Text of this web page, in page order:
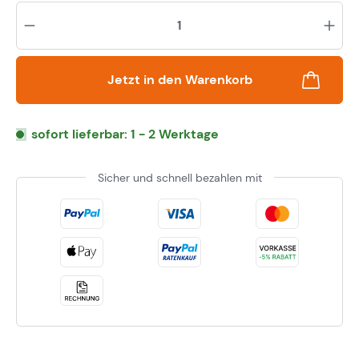
Jetzt in den Warenkorb
sofort lieferbar: 1 - 2 Werktage
Sicher und schnell bezahlen mit